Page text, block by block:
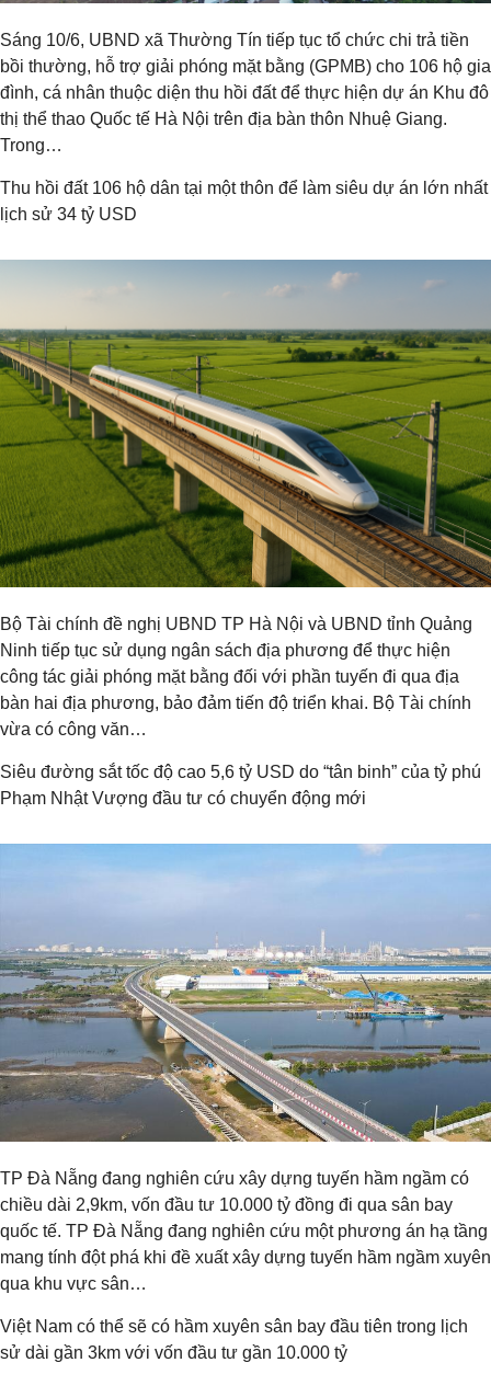
Sáng 10/6, UBND xã Thường Tín tiếp tục tổ chức chi trả tiền
bồi thường, hỗ trợ giải phóng mặt bằng (GPMB) cho 106 hộ gia
đình, cá nhân thuộc diện thu hồi đất để thực hiện dự án Khu đô
thị thể thao Quốc tế Hà Nội trên địa bàn thôn Nhuệ Giang.
Trong…
Thu hồi đất 106 hộ dân tại một thôn để làm siêu dự án lớn nhất
lịch sử 34 tỷ USD
Bộ Tài chính đề nghị UBND TP Hà Nội và UBND tỉnh Quảng
Ninh tiếp tục sử dụng ngân sách địa phương để thực hiện
công tác giải phóng mặt bằng đối với phần tuyến đi qua địa
bàn hai địa phương, bảo đảm tiến độ triển khai. Bộ Tài chính
vừa có công văn…
Siêu đường sắt tốc độ cao 5,6 tỷ USD do “tân binh” của tỷ phú
Phạm Nhật Vượng đầu tư có chuyển động mới
TP Đà Nẵng đang nghiên cứu xây dựng tuyến hầm ngầm có
chiều dài 2,9km, vốn đầu tư 10.000 tỷ đồng đi qua sân bay
quốc tế. TP Đà Nẵng đang nghiên cứu một phương án hạ tầng
mang tính đột phá khi đề xuất xây dựng tuyến hầm ngầm xuyên
qua khu vực sân…
Việt Nam có thể sẽ có hầm xuyên sân bay đầu tiên trong lịch
sử dài gần 3km với vốn đầu tư gần 10.000 tỷ